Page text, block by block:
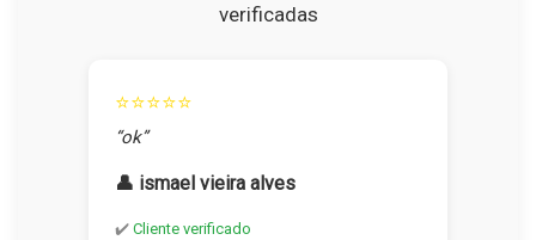
verificadas
⭐⭐⭐⭐⭐
“ok”
👤 ismael vieira alves
✔️ Cliente verificado